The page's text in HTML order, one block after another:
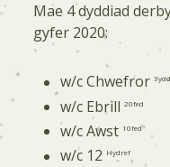
Mae 4 dyddiad
gyfer 2020:
w/c Chwefror 3ydd
w/c Ebrill 20fed
w/c Awst 10fed
w/c 12 Hydref